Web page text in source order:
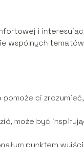
i
wspólnych tematów
ci
może być
punktem